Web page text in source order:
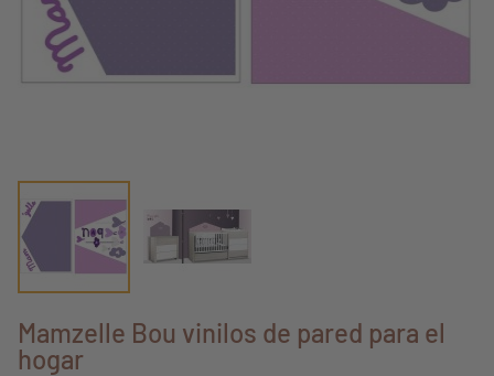
Mamzelle Bou vinilos de pared para el
hogar